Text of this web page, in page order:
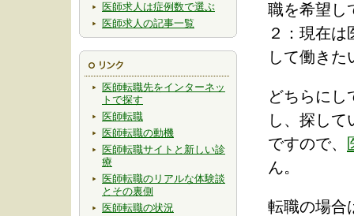
医師求人は症例数で選ぶ
医師求人の記事一覧
医師転職先をインターネッ
トで探す
医師転職
医師転職の動機
医師転職サイトと新しい診
療
医師転職のリアルな体験談
とその裏側
医師転職の状況
職を希望し
２：現在
して働きた
どちらにし
し、探して
ですので、
ん。
転職の場合